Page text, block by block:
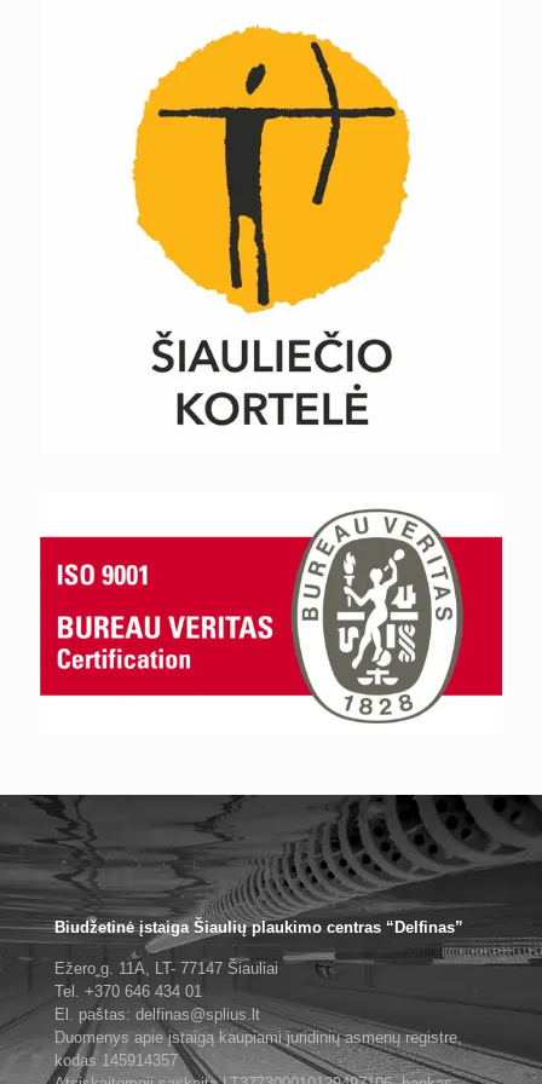
Biudžetinė įstaiga Šiaulių plaukimo centras “Delfinas”
Ežero g. 11A, LT- 77147 Šiauliai
Tel. +370 646 434 01
El. paštas: delfinas@splius.lt
Duomenys apie įstaigą kaupiami juridinių asmenų registre,
kodas 145914357